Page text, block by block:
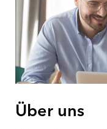
Über uns